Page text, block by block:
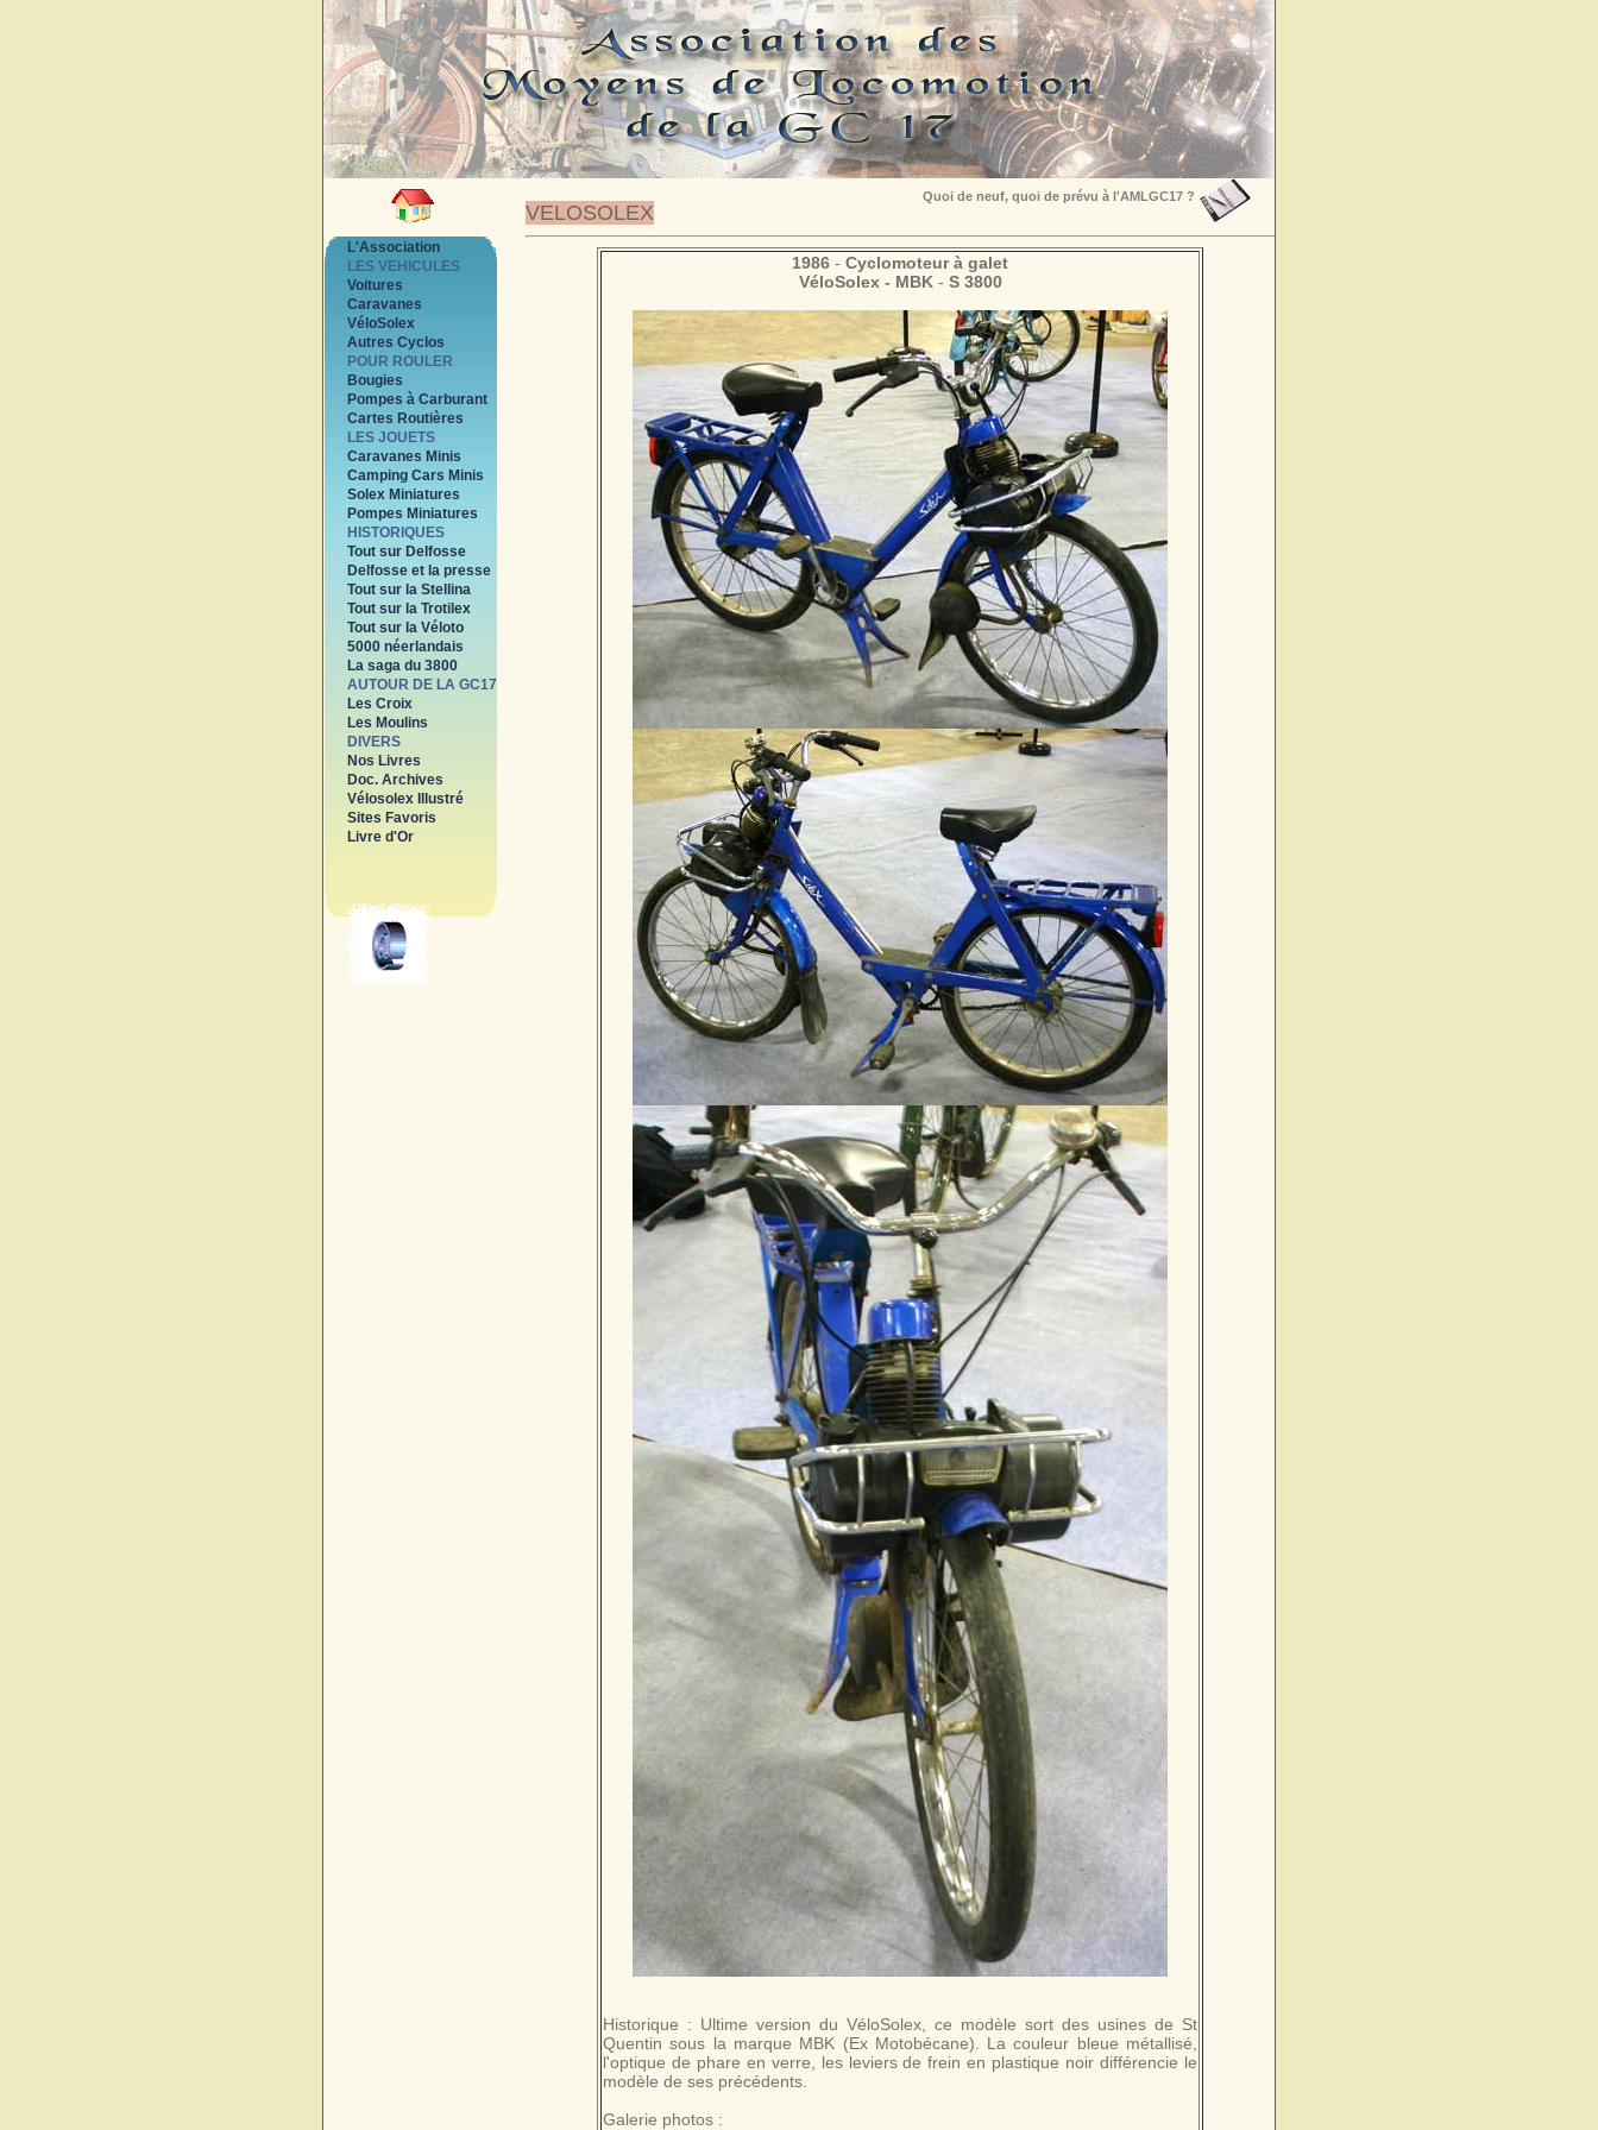
VELOSOLEX
Quoi de neuf, quoi de prévu à l'AMLGC17 ?
L'Association
LES VEHICULES
Voitures
Caravanes
VéloSolex
Autres Cyclos
POUR ROULER
Bougies
Pompes à Carburant
Cartes Routières
LES JOUETS
Caravanes Minis
Camping Cars Minis
Solex Miniatures
Pompes Miniatures
HISTORIQUES
Tout sur Delfosse
Delfosse et la presse
Tout sur la Stellina
Tout sur la Trotilex
Tout sur la Véloto
5000 néerlandais
La saga du 3800
AUTOUR DE LA GC17
Les Croix
Les Moulins
DIVERS
Nos Livres
Doc. Archives
Vélosolex Illustré
Sites Favoris
Livre d'Or
1986 - Cyclomoteur à galet
VéloSolex - MBK- S 3800
Historique : Ultime version du VéloSolex, ce modèle sort des usines de St
Quentin sous la marque MBK (Ex Motobécane). La couleur bleue métallisé,
l'optique de phare en verre, les leviers de frein en plastique noir différencie le
modèle de ses précédents.
Galerie photos :